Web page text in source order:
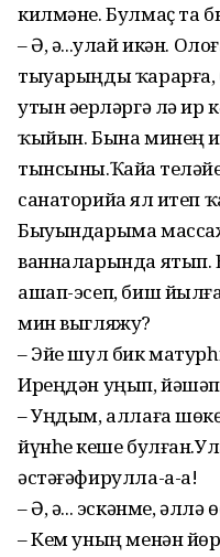
килмәне. Булмаҫ та
– Ә, ә...улай икән.
тыуарыңды ҡарарға,
утын әҙерләргә лә ир
ҡыйын. Бына минең
тынсыны.Ҡайҙа
санаторийҙа ял
Быуындарыма
ванналарында ятып.
ашап-эсеп, биш
мин выгляжу?
– Эйе шул бик
Иреңдән уңып,
– Уңдым, аллаға
йүнһеҙ кеше
әстәғәфирулла-а-а!
– Ә, ә... эскәнме, әллә
– Кем уның менән